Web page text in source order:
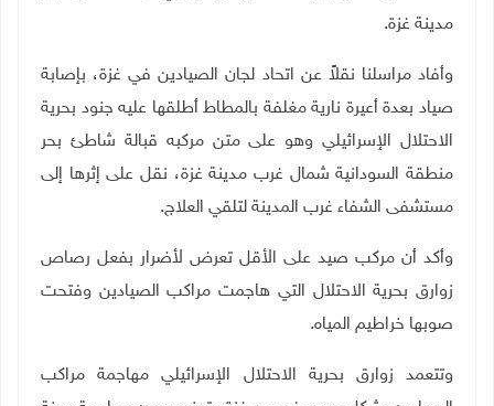
مدينة غزة.
وأفاد مراسلنا نقلاً عن اتحاد لجان الصيادين في غزة، بإصابة
صياد بعدة أعيرة نارية مغلفة بالمطاط أطلقها عليه جنود بحرية
الاحتلال الإسرائيلي وهو على متن مركبه قبالة شاطئ بحر
منطقة السودانية شمال غرب مدينة غزة، نقل على إثرها إلى
مستشفى الشفاء غرب المدينة لتلقي العلاج.
وأكد أن مركب صيد على الأقل تعرض لأضرار بفعل رصاص
زوارق بحرية الاحتلال التي هاجمت مراكب الصيادين وفتحت
صوبها خراطيم المياه.
وتتعمد زوارق بحرية الاحتلال الإسرائيلي مهاجمة مراكب